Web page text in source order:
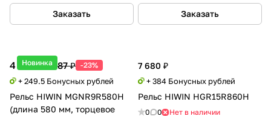
Заказать
Новинка
4 990 ₽6 487 ₽ -23%
+ 249.5 Бонусных рублей
Рельс HIWIN MGNR9R580H
(длина 580 мм, торцевое
7 680 ₽
+ 384 Бонусных рублей
Рельс HIWIN HGR15R860H
0 0 Нет в наличии
Заказать